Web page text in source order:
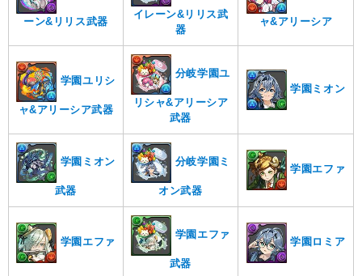
ーン&リリス武器
イレーン&リリス武
器
ャ&アリーシア
学園ユリシ
ャ&アリーシア武器
分岐学園ユ
リシャ&アリーシア
武器
学園ミオン
学園ミオン
武器
分岐学園ミ
オン武器
学園エファ
学園エファ
学園エファ
武器
学園ロミア